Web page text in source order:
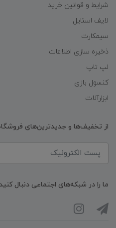
شرایط و قوانین خرید
لایف استایل
سیمکارت
ذخیره سازی اطلاعات
لپ تاپ
کنسول بازی
ابزارآلات
از تخفیف‌ها و جدیدترین‌های
ما را در شبکه‌های اجتماعی دنبال